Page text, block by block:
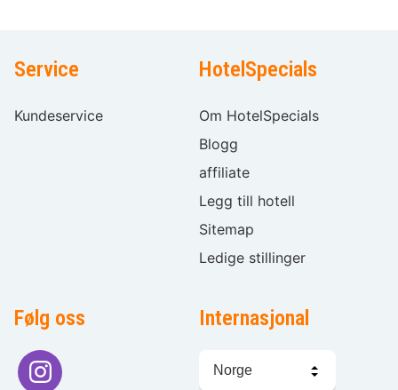
Service
Kundeservice
HotelSpecials
Om HotelSpecials
Blogg
affiliate
Legg till hotell
Sitemap
Ledige stillinger
Følg oss Internasjonal